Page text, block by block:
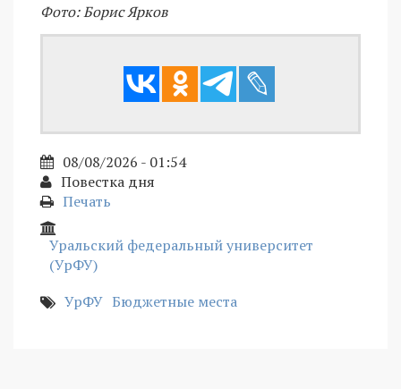
Фото: Борис Ярков
08/08/2026 - 01:54
Повестка дня
Печать
Уральский федеральный университет
(УрФУ)
УрФУ Бюджетные места